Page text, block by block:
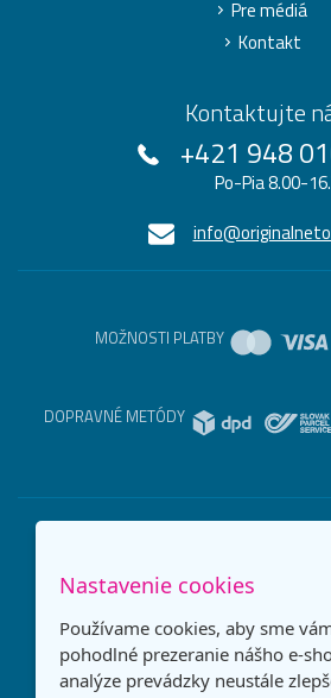
Pre médiá
Kontakt
Kontaktujte
+421 948
Po-Pia 8.00-
MOŽNOSTI PLATBY
DOPRAVNÉ METÓDY
Nastavenie cookies
Používame cookies, aby sme
pohodlné prezeranie nášho e-
analýze prevádzky neustále